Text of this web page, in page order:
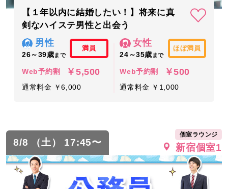
【１年以内に結婚したい！】将来に真
剣なハイステ男性と出会う
男性
26～39歳まで
満員
Web予約割 ￥5,500
通常料金 ￥6,000
女性
24～35歳 まで
ほぼ満員
Web予約割 ￥500
通常料金 ￥1,000
8/8 （土） 17:45〜
個室ラウンジ
新宿個室1